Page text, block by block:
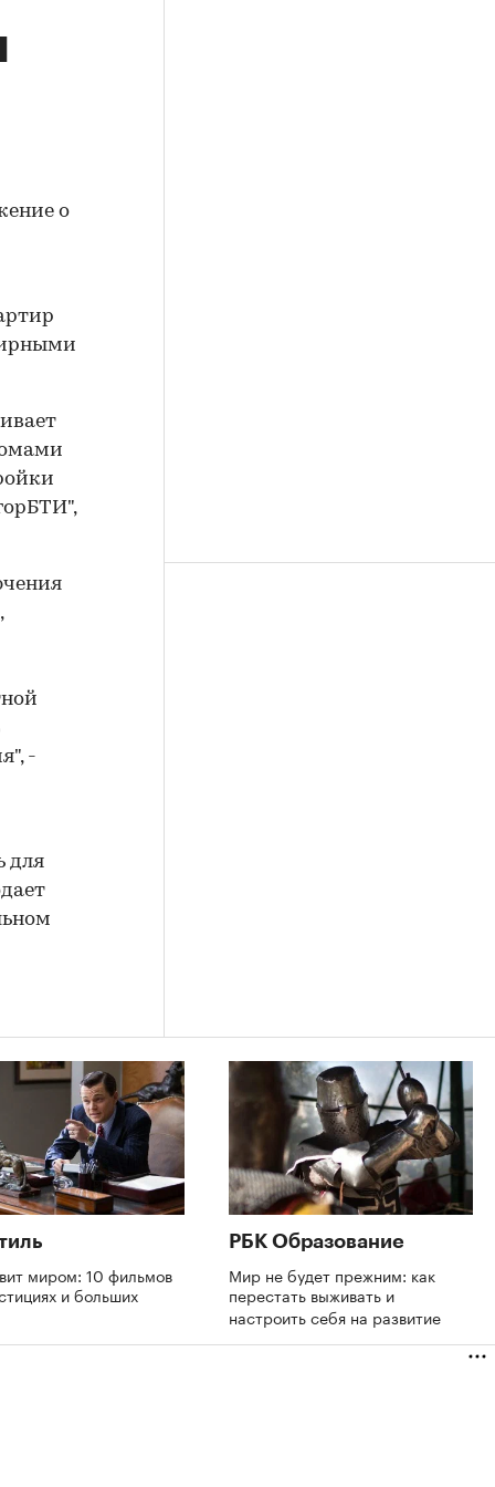
о
-
для
миром: 10 фильмов
и больших
РБК Образование
Мир не будет прежним: как
перестать выживать и
настроить себя на развитие